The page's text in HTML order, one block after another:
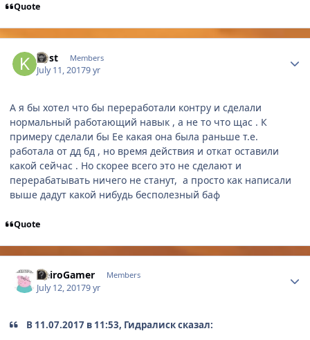
Quote
kost Members
July 11, 20179 yr
А я бы хотел что бы переработали контру и сделали
нормальный работающий навык , а не то что щас . К
примеру сделали бы Ее какая она была раньше т.е.
работала от дд бд , но время действия и откат оставили
какой сейчас . Но скорее всего это не сделают и
перерабатывать ничего не станут, а просто как написали
выше дадут какой нибудь бесполезный баф
Quote
NeiroGamer Members
July 12, 20179 yr
В 11.07.2017 в 11:53, Гидралиск сказал: